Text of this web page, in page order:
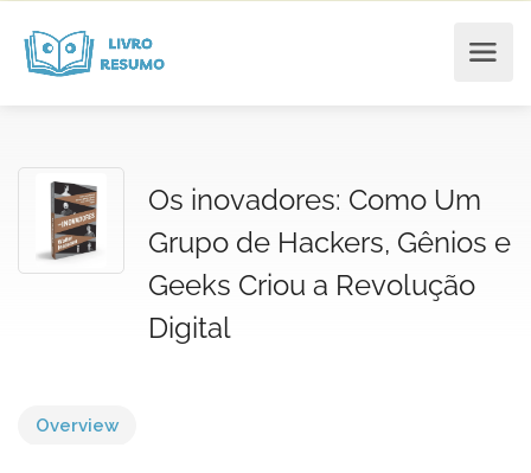
Os inovadores: Como Um
Grupo de Hackers, Gênios e
Geeks Criou a Revolução
Digital
Overview